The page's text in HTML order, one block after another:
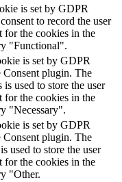
is set by GDPR
to record the user
for the cookies in the
"Functional".
is set by GDPR
Consent plugin. The
is used to store the user
for the cookies in the
"Necessary".
is set by GDPR
Consent plugin. The
used to store the user
for the cookies in the
"Other.